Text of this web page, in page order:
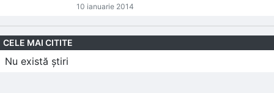
10 ianuarie 2014
CELE MAI CITITE
Nu există știri